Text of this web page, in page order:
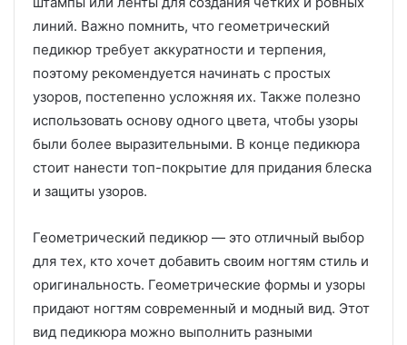
линий. Важно помнить, что геометрический
педикюр требует аккуратности и терпения,
поэтому рекомендуется начинать с простых
узоров, постепенно усложняя их. Также полезно
использовать основу одного цвета, чтобы узоры
были более выразительными. В конце педикюра
стоит нанести топ-покрытие для придания блеска
и защиты узоров.
Геометрический педикюр — это отличный выбор
для тех, кто хочет добавить своим ногтям стиль и
оригинальность. Геометрические формы и узоры
придают ногтям современный и модный вид. Этот
вид педикюра можно выполнить разными